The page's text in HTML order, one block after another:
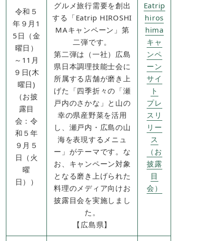
令和５
年９月1
5日（金
曜日）
～11月
９日(木
曜日)
（お披
露目
会：令
和５年
９月５
日（火
曜
日））
グルメ旅行需要を創出
する「Eatrip HIROSHI
MAキャンペーン」第
二弾です。
第二弾は（一社）広島
県日本調理技能士会に
所属する店舗が磨き上
げた「四季折々の「瀬
戸内のさかな」と山の
幸の県産野菜を活用
し、瀬戸内・広島の山
海を表現するメニュ
ー」がテーマです。な
お、キャンペーン対象
となる磨き上げられた
料理のメディア向けお
披露目会を実施しまし
た。
【広島県】
Eatrip
hiros
hima
キャ
ンペ
ーン
サイ
ト
プレ
スリ
リー
ス​
（お
披露
目
会）